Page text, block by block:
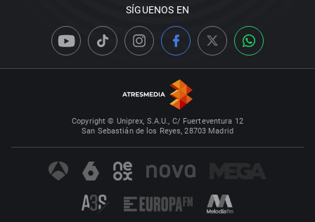
SÍGUENOS EN
Copyright © Uniprex, S.A.U., C/ Fuerteventura 12
San Sebastián de los Reyes, 28703 Madrid